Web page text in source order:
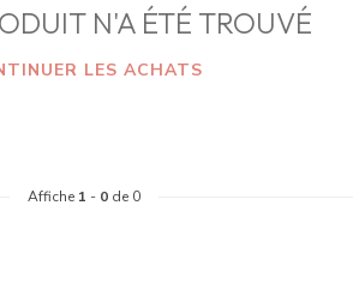
N'A ÉTÉ TROUVÉ
LES ACHATS
Affiche 1 - 0 de 0